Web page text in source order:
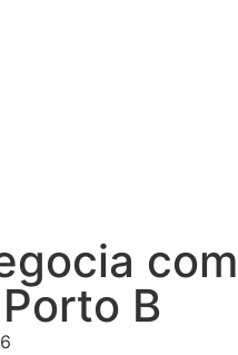
com
B